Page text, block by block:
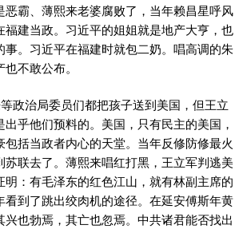
恶霸、薄熙来老婆腐败了，当年赖昌星呼风
福建当政。习近平的姐姐就是地产大亨，也
事。习近平在福建时就包二奶。唱高调的朱
不敢公布。
政治局委员们都把孩子送到美国，但王立
乎他们预料的。美国，只有民主的美国，
括当政者内心的天堂。当年反修防修最火
苏联去了。薄熙来唱红打黑，王立军判逃美
明：有毛泽东的红色江山，就有林副主席的
看到了跳出绞肉机的途径。在延安傅斯年黄
也勃焉，其亡也忽焉。中共诸君能否找出